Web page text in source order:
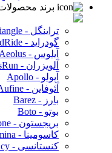
برند
تراینگل - Triangle
گودراید - GoodRide
آیلوس - Aeolus
آلویزران - AlwaysRun
آپولو - Apollo
آئوفاین - Aufine
بارز - Barez
بوتو - Boto
بریجستون - Bridgestone
کاسومینا - Casumina
کنستانسی - Constancy